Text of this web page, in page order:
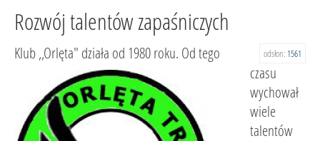
Rozwój talentów zapaśniczych
odsłon: 1561
Klub ,,Orlęta" działa od 1980 roku. Od tego
czasu
wychował
wiele
talentów